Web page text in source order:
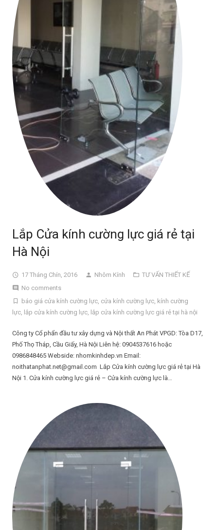
Lắp Cửa kính cường lực giá rẻ tại
Hà Nội
17 Tháng Chín, 2016 Nhôm Kính
TƯ VẤN THIẾT KẾ
No comments
báo giá cửa kính cường lực cửa kính cường lực kính cường
lực lắp cửa kính cường lực lắp cửa kính cường lực giá rẻ tại hà nội
Công ty Cổ phẩn đầu tư xây dựng và Nội thất An Phát VPGD: Tòa D17,
Phố Thọ Tháp, Cầu Giấy, Hà Nội Liên hệ: 0904537616 hoặc
0986848465 Webside: nhomkinhdep.vn Email:
noithatanphat.net@gmail.com Lắp Cửa kính cường lực giá rẻ tại Hà
Nội 1. Cửa kính cường lực giá rẻ – Cửa kính cường lực là…